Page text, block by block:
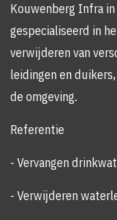
Kouwenberg Infra
gespecialiseerd in
verwijderen van
leidingen en
de omgeving.
Referentie
- Vervangen
- Verwijderen